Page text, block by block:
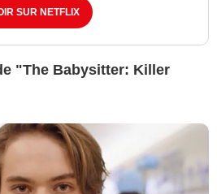
SUR NETFLIX
"The Babysitter: Killer